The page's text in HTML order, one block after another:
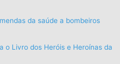
da saúde a bombeiros
o Livro dos Heróis e Heroínas da